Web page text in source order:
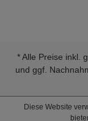
* Alle Preise inkl.
und ggf.
Diese Website